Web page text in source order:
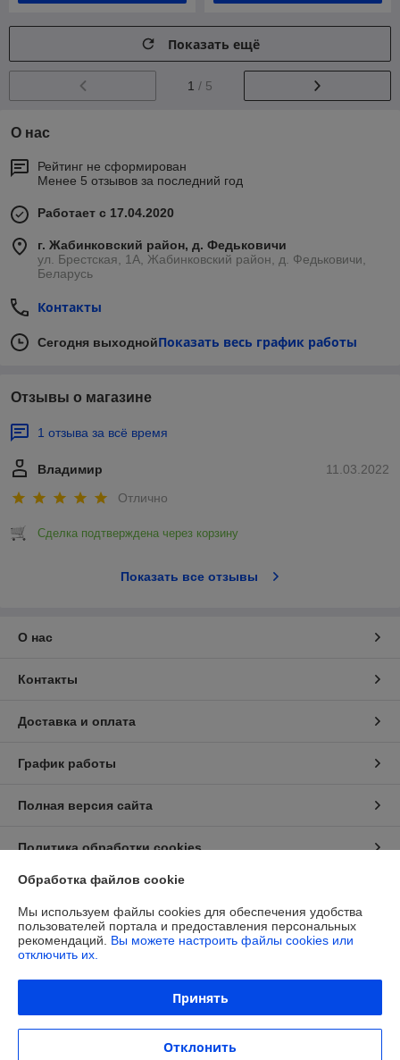
Показать ещё
1 / 5
О нас
Рейтинг не сформирован
Менее 5 отзывов за последний год
Работает с 17.04.2020
г. Жабинковский район, д. Федьковичи
ул. Брестская, 1А, Жабинковский район, д. Федьковичи,
Беларусь
Контакты
Сегодня выходнойПоказать весь график работы
Отзывы о магазине
1 отзыва за всё время
11.03.2022
Владимир
Отлично
Сделка подтверждена через корзину
Показать все отзывы
О нас
Контакты
Доставка и оплата
График работы
Полная версия сайта
Политика обработки cookies
Сайт создан на платформе Deal.by
ОТВЕТСТВЕННОСТЬЮ «МАЙАКС»
Обработка файлов cookie
Мы используем файлы cookies для обеспечения удобства
пользователей портала и предоставления персональных
рекомендаций. Вы можете настроить файлы cookies или
отключить их.
Принять
Отклонить